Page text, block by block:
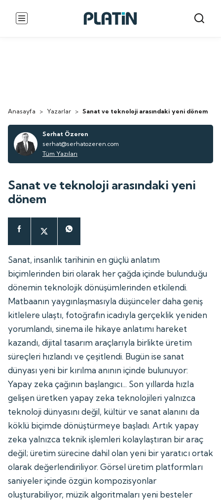
Anasayfa > Yazarlar > Sanat ve teknoloji arasındaki yeni dönem
Serhat Özeren
serhat@serhatozeren.com
Tüm Yazıları
Sanat ve teknoloji arasındaki yeni
dönem
Sanat, insanlık tarihinin en güçlü anlatım
biçimlerinden biri olarak her çağda içinde bulunduğu
dönemin teknolojik dönüşümlerinden etkilendi.
Matbaanın yaygınlaşmasıyla düşünceler daha geniş
kitlelere ulaştı, fotoğrafın icadıyla gerçeklik yeniden
yorumlandı, sinema ile hikaye anlatımı hareket
kazandı, dijital tasarım araçlarıyla birlikte üretim
süreçleri hızlandı ve çeşitlendi. Bugün ise sanat
dünyası yeni bir kırılma anının içinde bulunuyor:
Yapay zeka çağının başlangıcı... Son yıllarda hızla
gelişen üretken yapay zeka teknolojileri yalnızca
teknoloji dünyasını değil, kültür ve sanat alanını da
köklü biçimde dönüştürmeye başladı. Artık yapay
zeka yalnızca teknik işlemleri kolaylaştıran bir araç
değil; üretim sürecine dahil olan yeni bir yaratıcı ortak
olarak değerlendiriliyor. Görsel üretim platformları
saniyeler içinde özgün kompozisyonlar
oluşturabiliyor, müzik algoritmaları yeni besteler